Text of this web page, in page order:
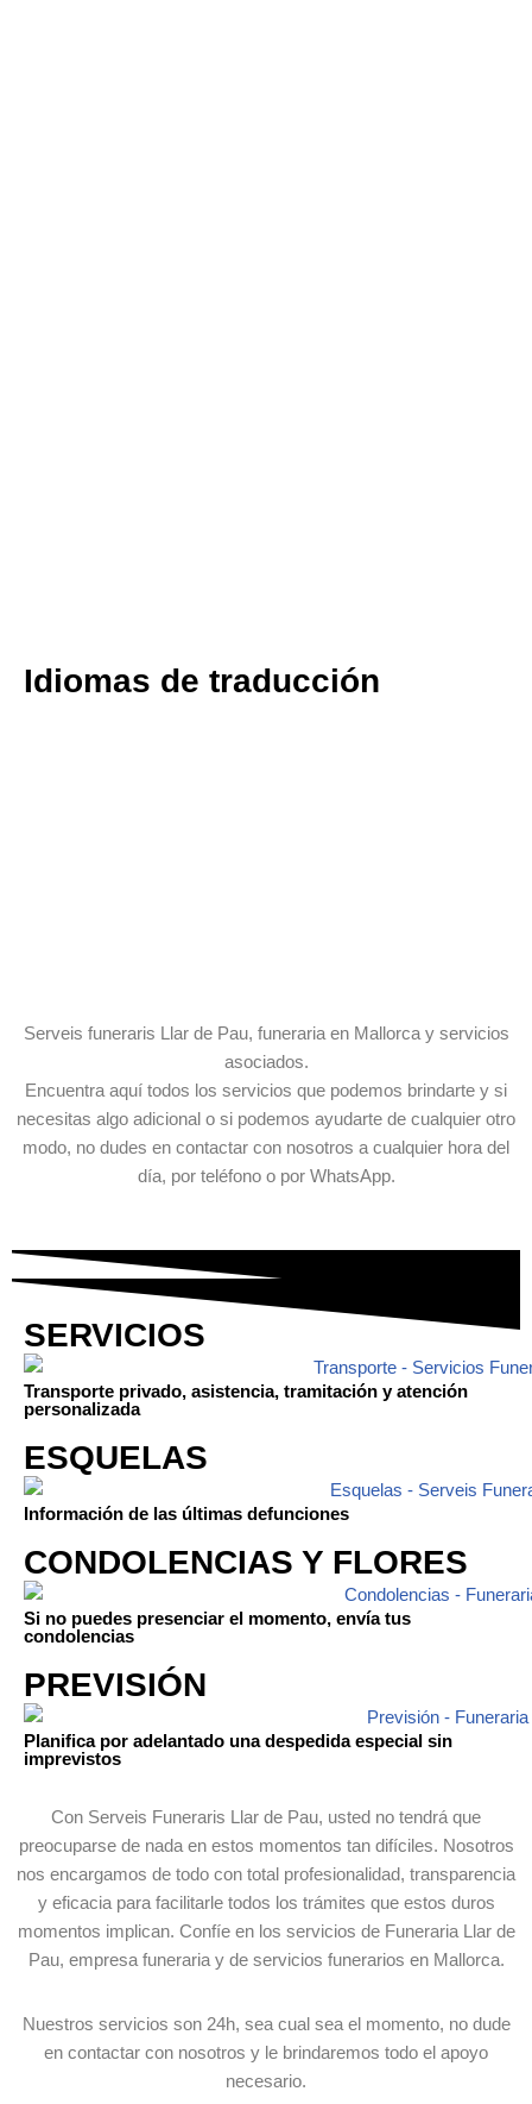
Idiomas de traducción
Serveis funeraris Llar de Pau, funeraria en Mallorca y servicios
asociados.
Encuentra aquí todos los servicios que podemos brindarte y si
necesitas algo adicional o si podemos ayudarte de cualquier otro
modo, no dudes en contactar con nosotros a cualquier hora del
día, por teléfono o por WhatsApp.
SERVICIOS
Transporte privado, asistencia, tramitación y atención
personalizada
ESQUELAS
Información de las últimas defunciones
CONDOLENCIAS Y FLORES
Si no puedes presenciar el momento, envía tus
condolencias
PREVISIÓN
Planifica por adelantado una despedida especial sin
imprevistos
Con Serveis Funeraris Llar de Pau, usted no tendrá que
preocuparse de nada en estos momentos tan difíciles. Nosotros
nos encargamos de todo con total profesionalidad, transparencia
y eficacia para facilitarle todos los trámites que estos duros
momentos implican. Confíe en los servicios de Funeraria Llar de
Pau, empresa funeraria y de servicios funerarios en Mallorca.
Nuestros servicios son 24h, sea cual sea el momento, no dude
en contactar con nosotros y le brindaremos todo el apoyo
necesario.